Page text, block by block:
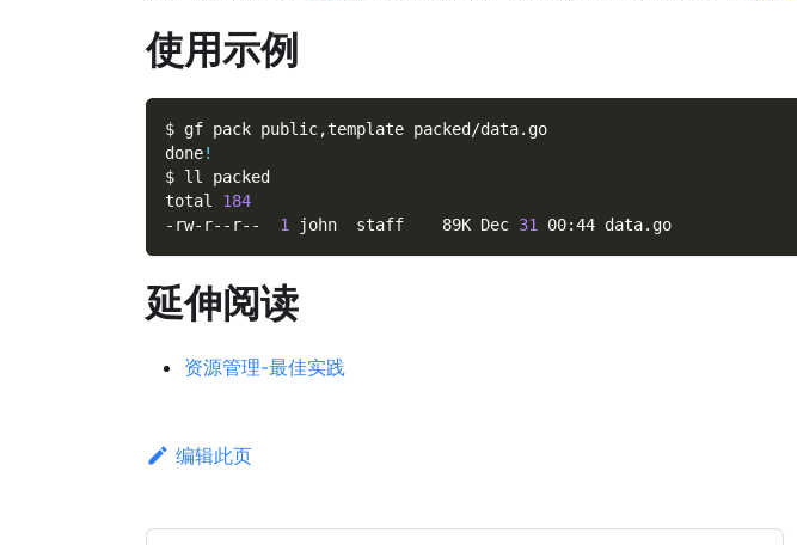
使用示例
$ gf pack public,template packed/data.go
done!
$ ll packed
total 184
-rw-r--r-- 1 john  staff    89K Dec 31 00:44 data.go
延伸阅读
资源管理-最佳实践
编辑此页